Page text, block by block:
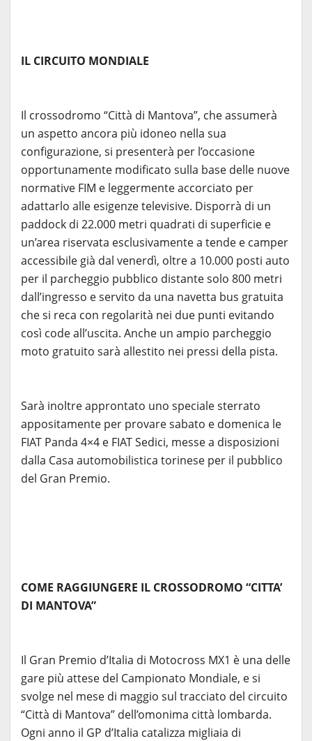
IL CIRCUITO MONDIALE
Il crossodromo “Città di Mantova”, che assumerà
un aspetto ancora più idoneo nella sua
configurazione, si presenterà per l’occasione
opportunamente modificato sulla base delle nuove
normative FIM e leggermente accorciato per
adattarlo alle esigenze televisive. Disporrà di un
paddock di 22.000 metri quadrati di superficie e
un’area riservata esclusivamente a tende e camper
accessibile già dal venerdì, oltre a 10.000 posti auto
per il parcheggio pubblico distante solo 800 metri
dall’ingresso e servito da una navetta bus gratuita
che si reca con regolarità nei due punti evitando
così code all’uscita. Anche un ampio parcheggio
moto gratuito sarà allestito nei pressi della pista.
Sarà inoltre approntato uno speciale sterrato
appositamente per provare sabato e domenica le
FIAT Panda 4×4 e FIAT Sedici, messe a disposizioni
dalla Casa automobilistica torinese per il pubblico
del Gran Premio.
COME RAGGIUNGERE IL CROSSODROMO “CITTA’
DI MANTOVA”
Il Gran Premio d’Italia di Motocross MX1 è una delle
gare più attese del Campionato Mondiale, e si
svolge nel mese di maggio sul tracciato del circuito
“Città di Mantova” dell’omonima città lombarda.
Ogni anno il GP d’Italia catalizza migliaia di